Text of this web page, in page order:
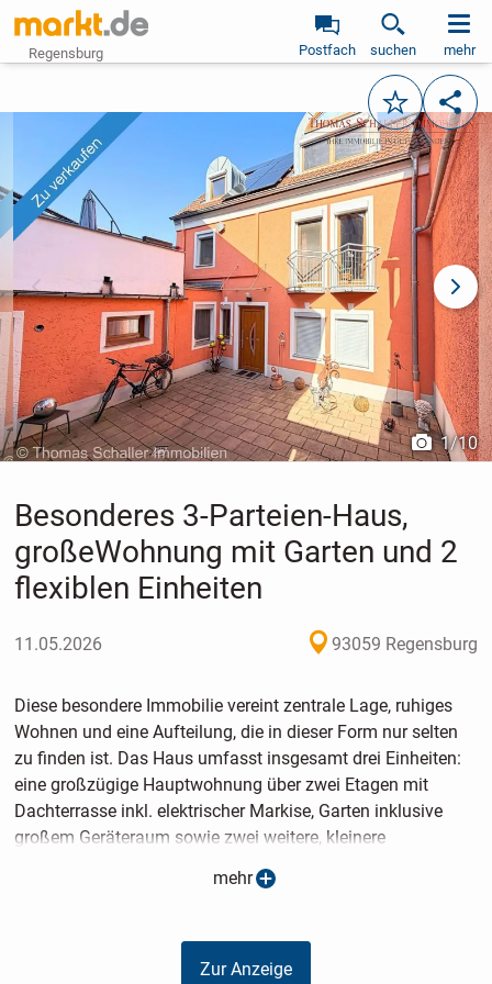
Regensburg Postfach suchen mehr
Merken
vorheriges Bild
1/10
Besonderes 3-Parteien-Haus,
großeWohnung mit Garten und 2
flexiblen Einheiten
11.05.2026 93059 Regensburg
Diese besondere Immobilie vereint zentrale Lage, ruhiges
Wohnen und eine Aufteilung, die in dieser Form nur selten
zu finden ist. Das Haus umfasst insgesamt drei Einheiten:
eine großzügige Hauptwohnung über zwei Etagen mit
Dachterrasse inkl. elektrischer Markise, Garten inklusive
großem Geräteraum sowie zwei weitere, kleinere
Wohneinheiten - eine Einzimmerwohnung und eine
Zweizimmerwohnung - mit vielseitigen
Das geschätzte Baujahr liegt bei ca. 1920. Im Jahr 2003
mehr
Zur Anzeige